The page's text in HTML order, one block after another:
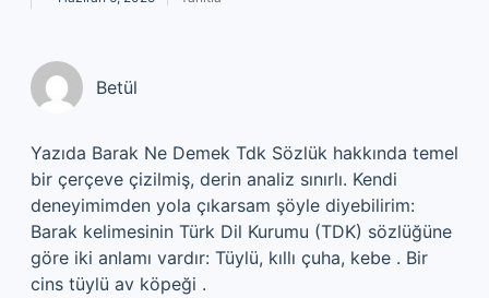
Betül
Yazıda Barak Ne Demek Tdk Sözlük hakkında temel
bir çerçeve çizilmiş, derin analiz sınırlı. Kendi
deneyimimden yola çıkarsam şöyle diyebilirim:
Barak kelimesinin Türk Dil Kurumu (TDK) sözlüğüne
göre iki anlamı vardır: Tüylü, kıllı çuha, kebe . Bir
cins tüylü av köpeği .